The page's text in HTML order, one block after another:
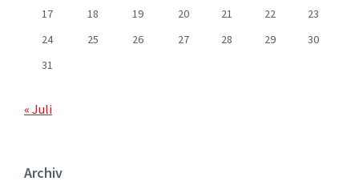
17
18 19 20 21 22
23
24
25 26 27 28 29
30
31
« Juli
Archiv